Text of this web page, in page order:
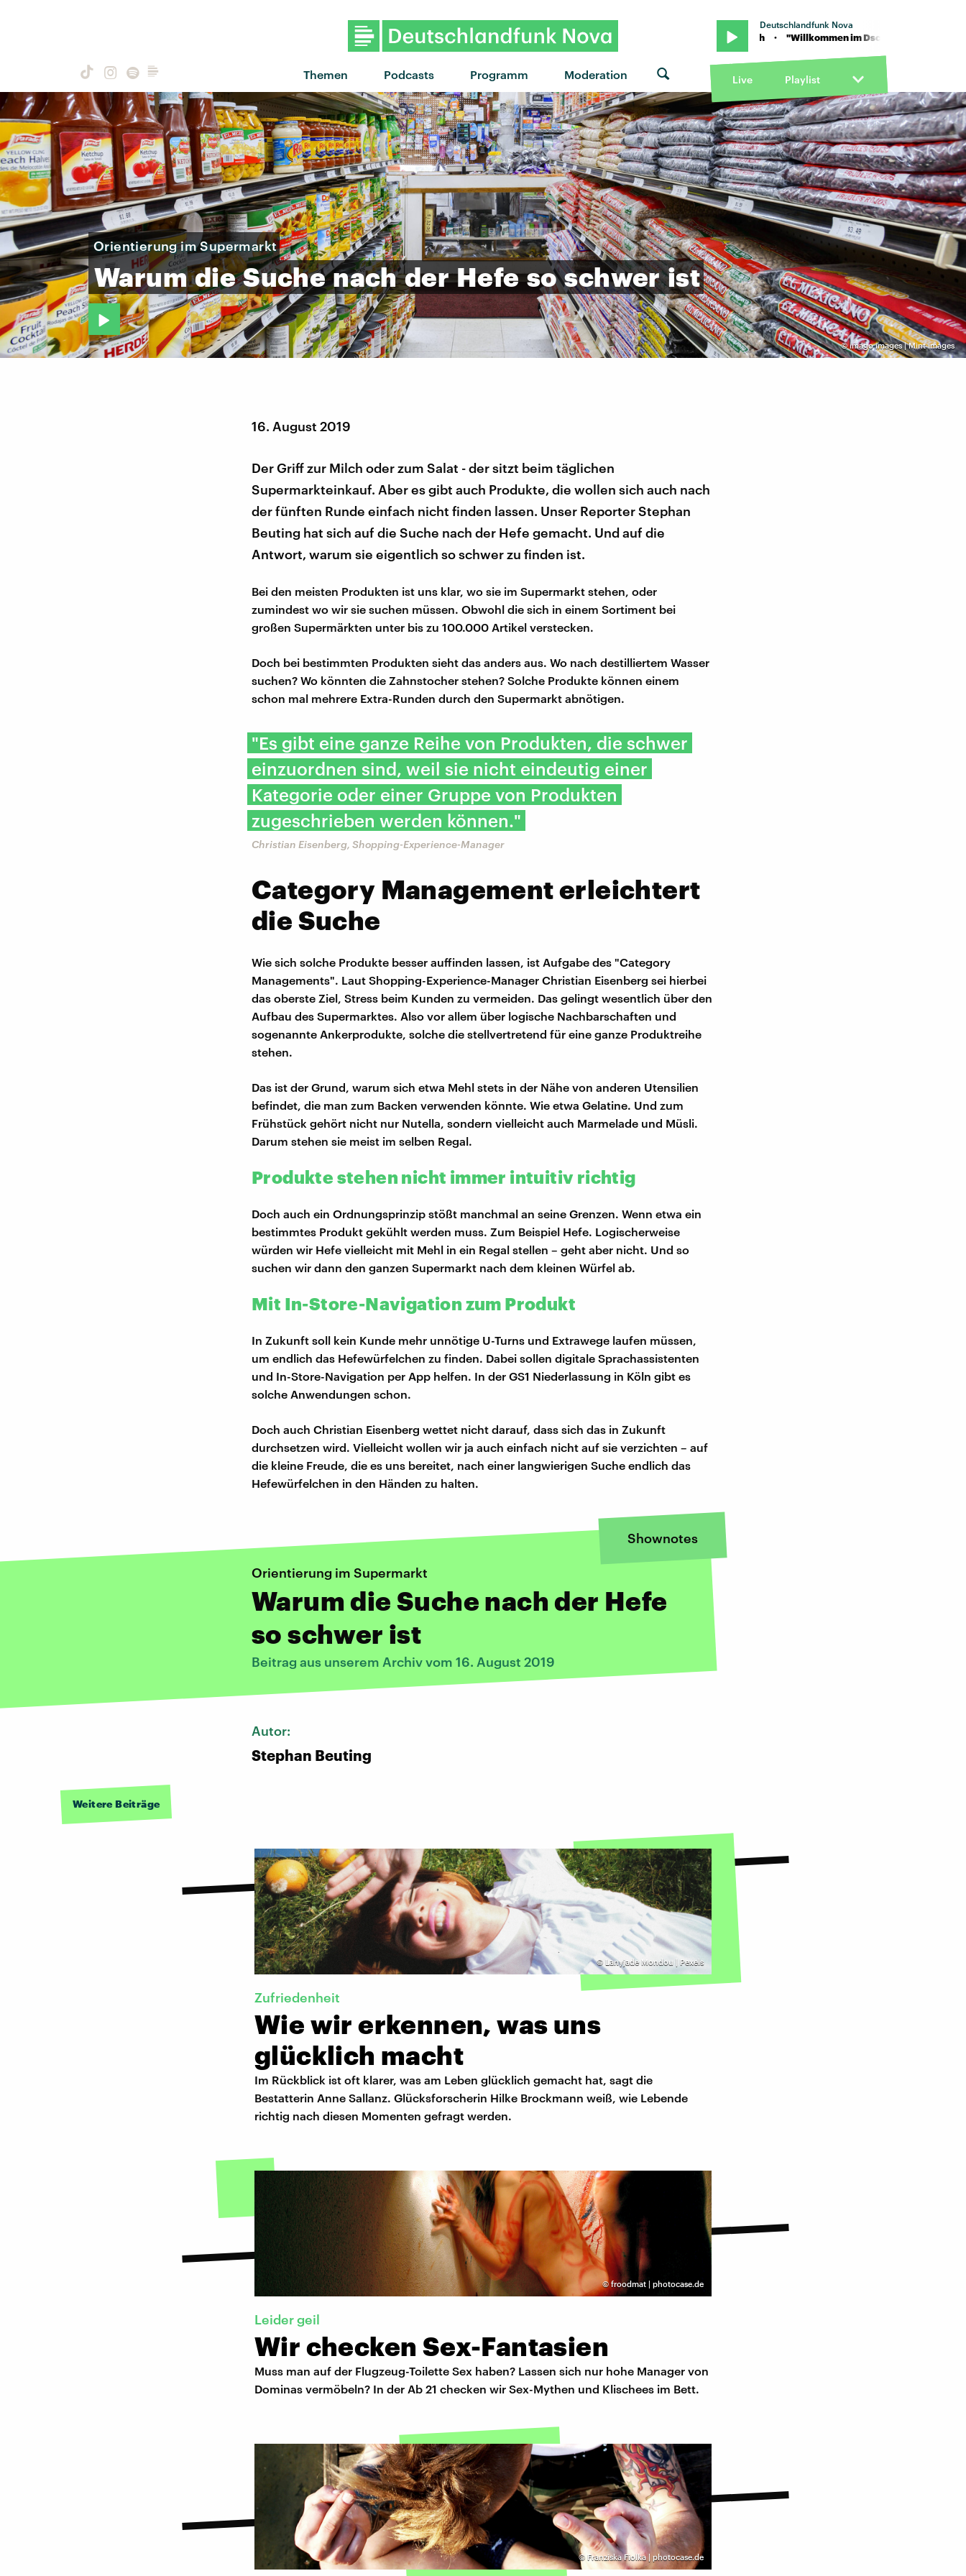
Themen Podcasts Programm Moderation
Deutschlandfunk Nova
"Willkommen im Dschungel" von Bilderbuch · "Willkommen im Dschungel" von Bilderbuch ·
Live Playlist
©imago images | Mint images
Orientierung im Supermarkt
Warum die Suche nach der Hefe so schwer ist
16. August 2019
Der Griff zur Milch oder zum Salat - der sitzt beim täglichen
Supermarkteinkauf. Aber es gibt auch Produkte, die wollen sich auch nach
der fünften Runde einfach nicht finden lassen. Unser Reporter Stephan
Beuting hat sich auf die Suche nach der Hefe gemacht. Und auf die
Antwort, warum sie eigentlich so schwer zu finden ist.
Bei den meisten Produkten ist uns klar, wo sie im Supermarkt stehen, oder
zumindest wo wir sie suchen müssen. Obwohl die sich in einem Sortiment bei
großen Supermärkten unter bis zu 100.000 Artikel verstecken.
Doch bei bestimmten Produkten sieht das anders aus. Wo nach destilliertem Wasser
suchen? Wo könnten die Zahnstocher stehen? Solche Produkte können einem
schon mal mehrere Extra-Runden durch den Supermarkt abnötigen.
"Es gibt eine ganze Reihe von Produkten, die schwer
einzuordnen sind, weil sie nicht eindeutig einer
Kategorie oder einer Gruppe von Produkten
zugeschrieben werden können."
Christian Eisenberg, Shopping-Experience-Manager
Category Management erleichtert
die Suche
Wie sich solche Produkte besser auffinden lassen, ist Aufgabe des "Category
Managements". Laut Shopping-Experience-Manager Christian Eisenberg sei hierbei
das oberste Ziel, Stress beim Kunden zu vermeiden. Das gelingt wesentlich über den
Aufbau des Supermarktes. Also vor allem über logische Nachbarschaften und
sogenannte Ankerprodukte, solche die stellvertretend für eine ganze Produktreihe
stehen.
Das ist der Grund, warum sich etwa Mehl stets in der Nähe von anderen Utensilien
befindet, die man zum Backen verwenden könnte. Wie etwa Gelatine. Und zum
Frühstück gehört nicht nur Nutella, sondern vielleicht auch Marmelade und Müsli.
Darum stehen sie meist im selben Regal.
Produkte stehen nicht immer intuitiv richtig
Doch auch ein Ordnungsprinzip stößt manchmal an seine Grenzen. Wenn etwa ein
bestimmtes Produkt gekühlt werden muss. Zum Beispiel Hefe. Logischerweise
würden wir Hefe vielleicht mit Mehl in ein Regal stellen – geht aber nicht. Und so
suchen wir dann den ganzen Supermarkt nach dem kleinen Würfel ab.
Mit In-Store-Navigation zum Produkt
In Zukunft soll kein Kunde mehr unnötige U-Turns und Extrawege laufen müssen,
um endlich das Hefewürfelchen zu finden. Dabei sollen digitale Sprachassistenten
und In-Store-Navigation per App helfen. In der GS1 Niederlassung in Köln gibt es
solche Anwendungen schon.
Doch auch Christian Eisenberg wettet nicht darauf, dass sich das in Zukunft
durchsetzen wird. Vielleicht wollen wir ja auch einfach nicht auf sie verzichten – auf
die kleine Freude, die es uns bereitet, nach einer langwierigen Suche endlich das
Hefewürfelchen in den Händen zu halten.
Shownotes
Orientierung im Supermarkt
Warum die Suche nach der Hefe
so schwer ist
Beitrag aus unserem Archiv vom 16. August 2019
Autor:
Stephan Beuting
Weitere Beiträge
© Lanyjade Mondou | Pexels
Zufriedenheit
Wie wir erkennen, was uns
glücklich macht
Im Rückblick ist oft klarer, was am Leben glücklich gemacht hat, sagt die
Bestatterin Anne Sallanz. Glücksforscherin Hilke Brockmann weiß, wie Lebende
richtig nach diesen Momenten gefragt werden.
© froodmat | photocase.de
Leider geil
Wir checken Sex-Fantasien
Muss man auf der Flugzeug-Toilette Sex haben? Lassen sich nur hohe Manager von
Dominas vermöbeln? In der Ab 21 checken wir Sex-Mythen und Klischees im Bett.
© Franziska Fiolka | photocase.de